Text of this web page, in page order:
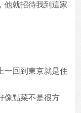
他就招待我到這家
一回到東京就是住
像點菜不是很方